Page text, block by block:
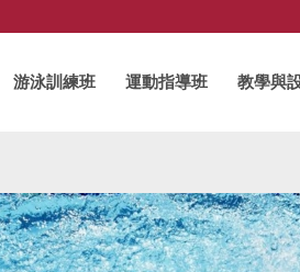
游泳訓練班 運動指導班 教學與